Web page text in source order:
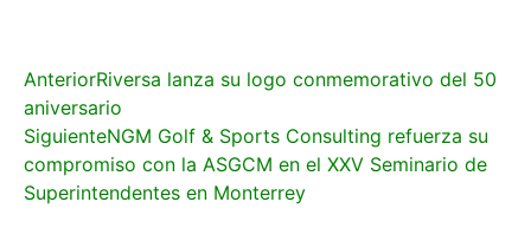
AnteriorRiversa lanza su logo conmemorativo del 50
aniversario
SiguienteNGM Golf & Sports Consulting refuerza su
compromiso con la ASGCM en el XXV Seminario de
Superintendentes en Monterrey